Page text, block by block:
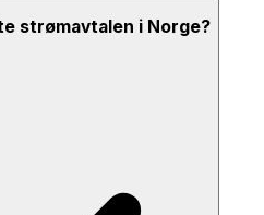
strømavtalen i Norge?